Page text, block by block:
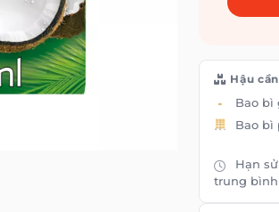
Hậu
Bao bì
Bao bì
Hạn
trung bình